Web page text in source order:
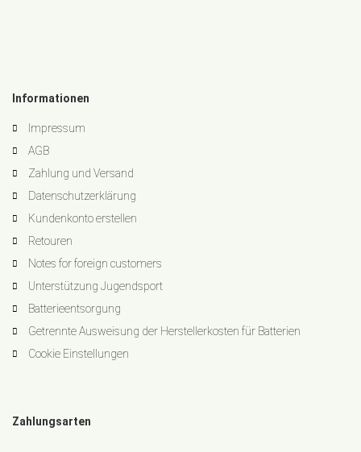
Informationen
Impressum
AGB
Zahlung und Versand
Datenschutzerklärung
Kundenkonto erstellen
Retouren
Notes for foreign customers
Unterstützung Jugendsport
Batterieentsorgung
Getrennte Ausweisung der Herstellerkosten für Batterien
Cookie Einstellungen
Zahlungsarten